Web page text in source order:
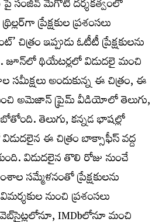
పై సంజీవ్ మేగోటి దర్శకత్వంలో
ప్రేక్షకుల ప్రశంసలు
చిత్రం ఇప్పుడు ఓటీటీ ప్రేక్షకులను
జూన్‌లో థియేటర్లలో విడుదలై మంచి
అందుకున్న ఈ చిత్రం, ఈ
అమెజాన్ ప్రైమ్ వీడియోలో తెలుగు,
తెలుగు, కన్నడ భాష‌ల్లో
ఈ చిత్రం బాక్సాఫీస్ వద్ద
విడుదలైన తొలి రోజు నుంచే
సమ్మేళనంతో ప్రేక్షకులను
నుంచి ప్రశంసలు